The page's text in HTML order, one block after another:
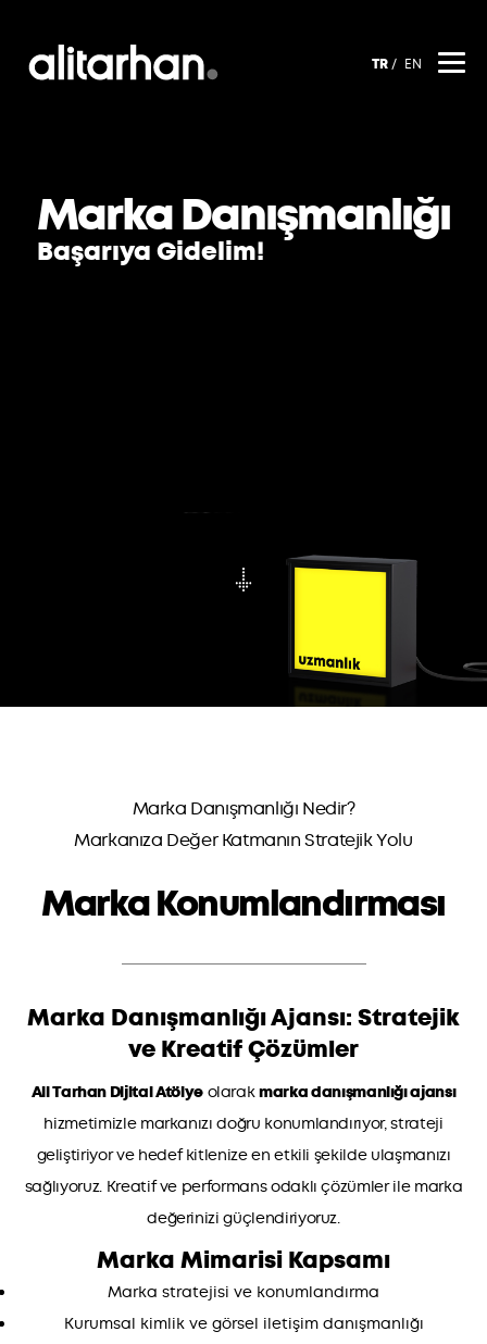
TR EN
Marka Danışmanlığı
Başarıya Gidelim!
Marka Danışmanlığı Nedir?
Markanıza Değer Katmanın Stratejik Yolu
Marka Konumlandırması
Marka Danışmanlığı Ajansı: Stratejik
ve Kreatif Çözümler
Ali Tarhan Dijital Atölyeolarakmarka danışmanlığı ajansı
hizmetimizle markanızı doğru konumlandırıyor, strateji
geliştiriyor ve hedef kitlenize en etkili şekilde ulaşmanızı
sağlıyoruz. Kreatif ve performans odaklı çözümler ile marka
değerinizi güçlendiriyoruz.
Marka Mimarisi Kapsamı
Marka stratejisi ve konumlandırma
Kurumsal kimlik ve görsel iletişim danışmanlığı